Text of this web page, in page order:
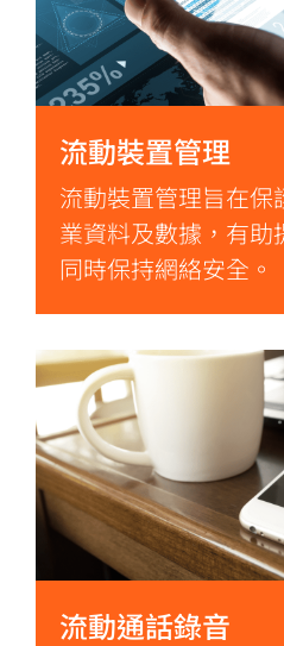
流動裝置管理
流動裝置管理旨在保
業資料及數據，有助
同時保持網絡安全。
流動通話錄音